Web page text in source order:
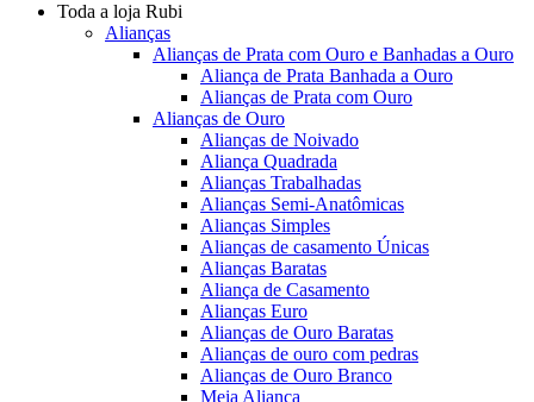
Toda a loja Rubi
Alianças
Alianças de Prata com Ouro e Banhadas a Ouro
Aliança de Prata Banhada a Ouro
Alianças de Prata com Ouro
Alianças de Ouro
Alianças de Noivado
Aliança Quadrada
Alianças Trabalhadas
Alianças Semi-Anatômicas
Alianças Simples
Alianças de casamento Únicas
Alianças Baratas
Aliança de Casamento
Alianças Euro
Alianças de Ouro Baratas
Alianças de ouro com pedras
Alianças de Ouro Branco
Meia Aliança